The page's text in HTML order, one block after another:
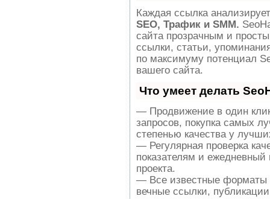
Каждая ссылка
SEO, Трафик и SMM.
сайта прозрачным и
ссылки, статьи,
по максимуму потенциал
вашего сайта.
Что умеет делать
— Продвижение в один
запросов, покупка самых
степенью качества у
— Регулярная проверка
показателям и ежедневный
проекта.
— Все известные форматы
вечные ссылки,